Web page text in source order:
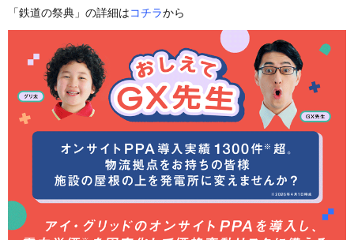
「鉄道の祭典」の詳細はコチラから